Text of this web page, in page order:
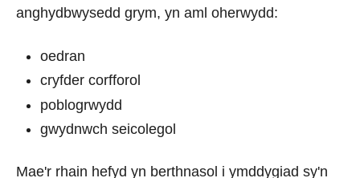
anghydbwysedd grym, yn aml oherwydd:
oedran
cryfder corfforol
poblogrwydd
gwydnwch seicolegol
Mae'r rhain hefyd yn berthnasol i ymddygiad sy'n